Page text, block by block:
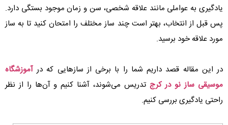
یادگیری به عواملی مانند علاقه شخصی، سن و زمان موجود بستگی دارد.
پس قبل از انتخاب، بهتر است چند ساز مختلف را امتحان کنید تا به ساز
مورد علاقه خود برسید.
در این مقاله قصد داریم شما را با برخی از سازهایی که در آموزشگاه
موسیقی ساز نو در کرج تدریس می‌شوند، آشنا کنیم و آن‌ها را از نظر
راحتی یادگیری بررسی کنیم.